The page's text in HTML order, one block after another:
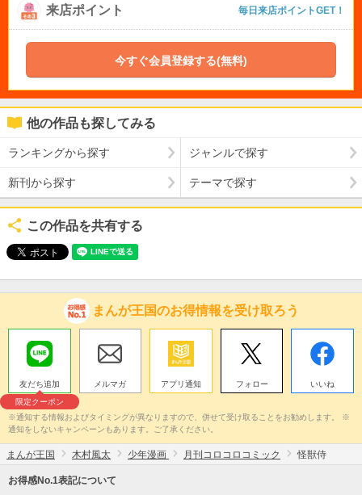
来店ポイント 毎日来店ポイントGET！
今すぐ会員登録する(無料)
他の作品も探してみる
ランキングから探す ジャンルで探す
新刊から探す テーマで探す
この作品を共有する
まんが王国のお得情報を受け取ろう
友だち追加
限定クーポン
メルマガ アプリ通知 フォロー いいね
※通知する情報およびタイミングが異なりますので、併せて受け取ることをお勧めします。 ※
通知をしないキャンペーンもあります。ご了承ください。
まんが王国 木村風太 少年漫画 月刊コロコロコミック 怪獣侍
お得感No.1表記について